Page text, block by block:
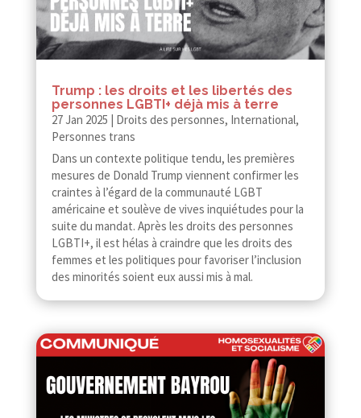
Trump : les droits et les libertés des
personnes LGBTI+ déjà mis à terre
27 Jan 2025 | Droits des personnes, International,
Personnes trans
Dans un contexte politique tendu, les premières
mesures de Donald Trump viennent confirmer les
craintes à l’égard de la communauté LGBT
américaine et soulève de vives inquiétudes pour la
suite du mandat. Après les droits des personnes
LGBTI+, il est hélas à craindre que les droits des
femmes et les politiques pour favoriser l’inclusion
des minorités soient eux aussi mis à mal.